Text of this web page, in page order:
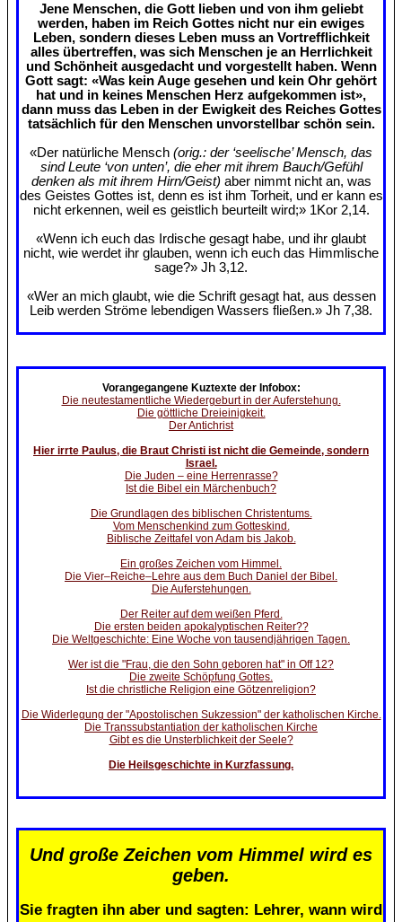
Jene Menschen, die Gott lieben und von ihm geliebt
werden, haben im Reich Gottes nicht nur ein ewiges
Leben, sondern dieses Leben muss an Vortrefflichkeit
alles übertreffen, was sich Menschen je an Herrlichkeit
und Schönheit ausgedacht und vorgestellt haben. Wenn
Gott sagt: «Was kein Auge gesehen und kein Ohr gehört
hat und in keines Menschen Herz aufgekommen ist»,
dann muss das Leben in der Ewigkeit des Reiches Gottes
tatsächlich für den Menschen unvorstellbar schön sein.
«Der natürliche Mensch (orig.: der ‘seelische’ Mensch, das
sind Leute ‘von unten’, die eher mit ihrem Bauch/Gefühl
denken als mit ihrem Hirn/Geist) aber nimmt nicht an, was
des Geistes Gottes ist, denn es ist ihm Torheit, und er kann es
nicht erkennen, weil es geistlich beurteilt wird;» 1Kor 2,14.
«Wenn ich euch das Irdische gesagt habe, und ihr glaubt
nicht, wie werdet ihr glauben, wenn ich euch das Himmlische
sage?» Jh 3,12.
«Wer an mich glaubt, wie die Schrift gesagt hat, aus dessen
Leib werden Ströme lebendigen Wassers fließen.» Jh 7,38.
Vorangegangene Kuztexte der Infobox:
Die neutestamentliche Wiedergeburt in der Auferstehung.
Die göttliche Dreieinigkeit.
Der Antichrist
Hier irrte Paulus, die Braut Christi ist nicht die Gemeinde, sondern
Israel.
Die Juden – eine Herrenrasse?
Ist die Bibel ein Märchenbuch?
Die Grundlagen des biblischen Christentums.
Vom Menschenkind zum Gotteskind.
Biblische Zeittafel von Adam bis Jakob.
Ein großes Zeichen vom Himmel.
Die Vier–Reiche–Lehre aus dem Buch Daniel der Bibel.
Die Auferstehungen.
Der Reiter auf dem weißen Pferd.
Die ersten beiden apokalyptischen Reiter??
Die Weltgeschichte: Eine Woche von tausendjährigen Tagen.
Wer ist die "Frau, die den Sohn geboren hat" in Off 12?
Die zweite Schöpfung Gottes.
Ist die christliche Religion eine Götzenreligion?
Die Widerlegung der "Apostolischen Sukzession" der katholischen Kirche.
Die Transsubstantiation der katholischen Kirche
Gibt es die Unsterblichkeit der Seele?
Die Heilsgeschichte in Kurzfassung.
Und große Zeichen vom Himmel wird es
geben.
Sie fragten ihn aber und sagten: Lehrer, wann wird